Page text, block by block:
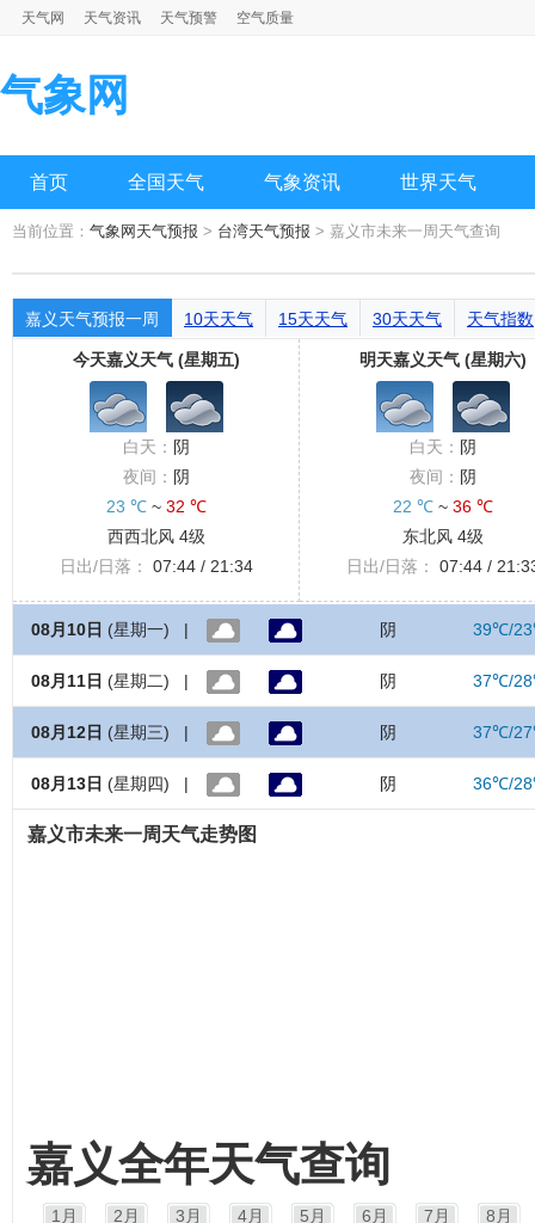
天气网 天气资讯 天气预警 空气质量
气象网
首页 全国天气 气象资讯 世界天气
当前位置： 气象网天气预报 > 台湾天气预报 > 嘉义市未来一周天气查询
嘉义天气预报一周 10天天气 15天天气 30天天气 天气指数
今天嘉义天气 (星期五)
白天： 阴
夜间： 阴
23 ℃~ 32 ℃
西西北风 4级
日出/日落：
07:44 / 21:34
明天嘉义天气 (星期六)
白天： 阴
夜间： 阴
22 ℃~ 36 ℃
东北风 4级
日出/日落：
07:44 /
08月10日 (星期一) | 阴 39℃/
08月11日 (星期二) | 阴 37℃/
08月12日 (星期三) | 阴 37℃/
08月13日 (星期四) | 阴 36℃/
嘉义市未来一周天气走势图
嘉义全年天气查询
1月 2月 3月 4月 5月 6月 7月 8月